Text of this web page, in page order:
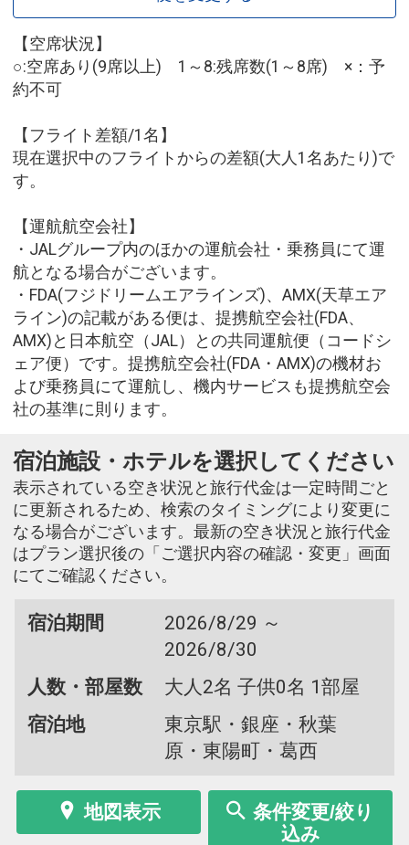
【空席状況】
○:空席あり(9席以上) 1～8:残席数(1～8席) ×：予
約不可
【フライト差額/1名】
現在選択中のフライトからの差額(大人1名あたり)で
す。
【運航航空会社】
・JALグループ内のほかの運航会社・乗務員にて運
航となる場合がございます。
・FDA(フジドリームエアラインズ)、AMX(天草エア
ライン)の記載がある便は、提携航空会社(FDA、
AMX)と日本航空（JAL）との共同運航便（コードシ
ェア便）です。提携航空会社(FDA・AMX)の機材お
よび乗務員にて運航し、機内サービスも提携航空会
社の基準に則ります。
宿泊施設・ホテルを選択してください
表示されている空き状況と旅行代金は一定時間ごと
に更新されるため、検索のタイミングにより変更に
なる場合がございます。最新の空き状況と旅行代金
はプラン選択後の「ご選択内容の確認・変更」画面
にてご確認ください。
宿泊期間
2026/8/29 ～
2026/8/30
人数・部屋数
大人2名 子供0名 1部屋
宿泊地
東京駅・銀座・秋葉
原・東陽町・葛西
地図表示
条件変更/絞り
込み